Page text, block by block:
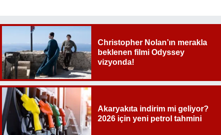
Christopher Nolan’ın merakla
beklenen filmi Odyssey
vizyonda!
Akaryakıta indirim mi geliyor?
2026 için yeni petrol tahmini